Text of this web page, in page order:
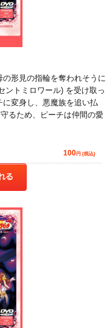
形見の指輪を奪われそうに
ントミロワール) を受け取っ
変身し、悪魔族を追い払
るため、ピーチは仲間の愛
100円 (税込)